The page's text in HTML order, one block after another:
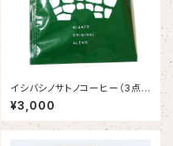
イシバシノサトノコーヒー（3点
掛けドリップバック １０個セッ
ト）ー送料込ー
¥3,000